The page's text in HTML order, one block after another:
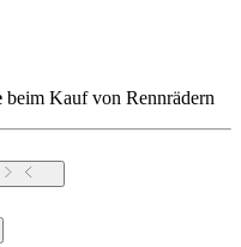
beim Kauf von Rennrädern